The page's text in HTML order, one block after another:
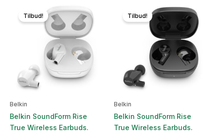
599,00 kr..182,00 kr..
Tilbud!
Belkin
Belkin SoundForm Rise
True Wireless Earbuds.
Tilbud!
Belkin
Belkin SoundForm Rise
True Wireless Earbuds.